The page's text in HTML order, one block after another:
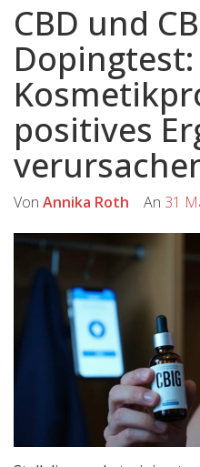
CBD und
positives
Von Annika Roth An 31